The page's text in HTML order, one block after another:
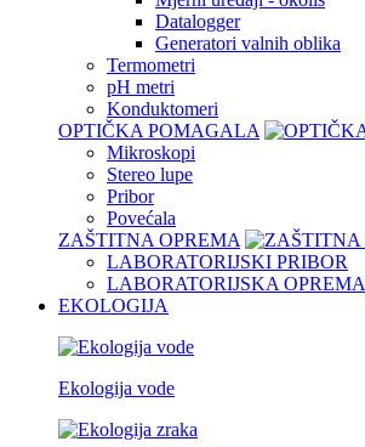
Datalogger
Generatori valnih oblika
Termometri
pH metri
Konduktomeri
OPTIČKA POMAGALA
Mikroskopi
Stereo lupe
Pribor
Povećala
ZAŠTITNA OPREMA
LABORATORIJSKI PRIBOR
LABORATORIJSKA OPREMA
EKOLOGIJA
Ekologija vode